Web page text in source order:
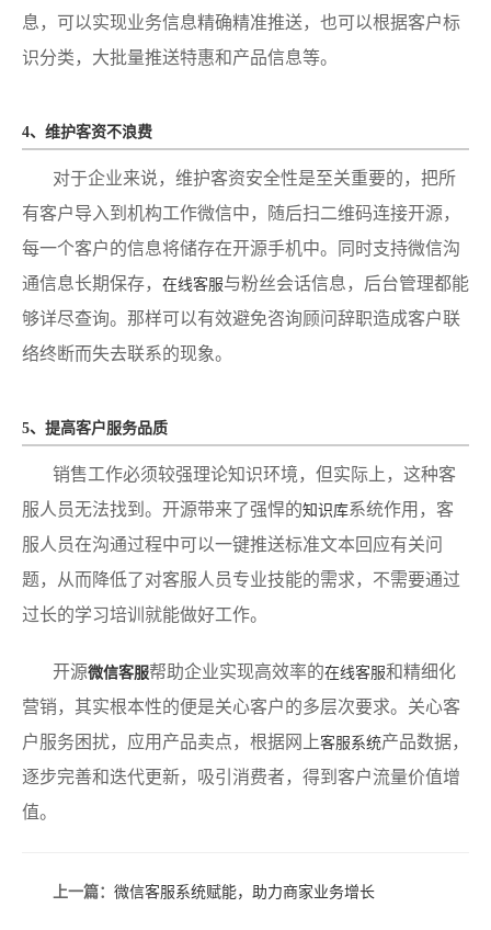
息，可以实现业务信息精确精准推送，也可以根据客户标
识分类，大批量推送特惠和产品信息等。
4、维护客资不浪费
对于企业来说，维护客资安全性是至关重要的，把所
有客户导入到机构工作微信中，随后扫二维码连接开源，
每一个客户的信息将储存在开源手机中。同时支持微信沟
通信息长期保存， 在线客服与粉丝会话信息，后台管理都能
够详尽查询。那样可以有效避免咨询顾问辞职造成客户联
络终断而失去联系的现象。
5、提高客户服务品质
销售工作必须较强理论知识环境，但实际上，这种客
服人员无法找到。开源带来了强悍的知识库系统作用，客
服人员在沟通过程中可以一键推送标准文本回应有关问
题，从而降低了对客服人员专业技能的需求，不需要通过
过长的学习培训就能做好工作。
开源微信客服帮助企业实现高效率的在线客服和精细化
营销，其实根本性的便是关心客户的多层次要求。关心客
户服务困扰，应用产品卖点，根据网上客服系统产品数据，
逐步完善和迭代更新，吸引消费者，得到客户流量价值增
值。
上一篇： 微信客服系统赋能，助力商家业务增长